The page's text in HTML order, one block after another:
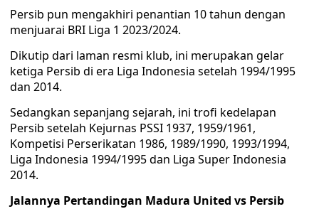
Persib pun mengakhiri penantian 10 tahun dengan
menjuarai BRI Liga 1 2023/2024.
Dikutip dari laman resmi klub, ini merupakan gelar
ketiga Persib di era Liga Indonesia setelah 1994/1995
dan 2014.
Sedangkan sepanjang sejarah, ini trofi kedelapan
Persib setelah Kejurnas PSSI 1937, 1959/1961,
Kompetisi Perserikatan 1986, 1989/1990, 1993/1994,
Liga Indonesia 1994/1995 dan Liga Super Indonesia
2014.
Jalannya Pertandingan Madura United vs Persib